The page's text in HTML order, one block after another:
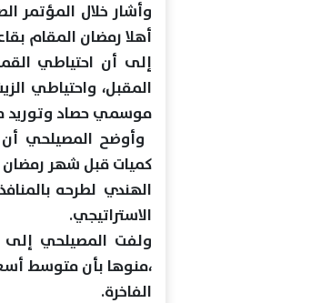
وأشار خلال
موسمي حصاد وتوريد
كميات قبل شهر رمضان
الهندي لطرحه
الاستراتيجي.
ولفت المصيلحي إلى
الفاخرة.